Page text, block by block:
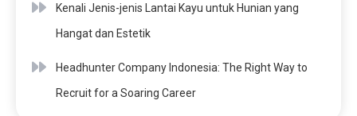
Kenali Jenis-jenis Lantai Kayu untuk Hunian yang
Hangat dan Estetik
Headhunter Company Indonesia: The Right Way to
Recruit for a Soaring Career